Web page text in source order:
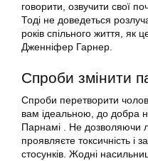
говорити, озвучити свої
Тоді не доведеться
років спільного життя,
Дженніфер Гарнер.
Спроби змінити
Спроби перетворити
вам ідеальною, до добра
Парнамі . Не дозволяючи
проявляєте токсичність і
стосунків. Жодні